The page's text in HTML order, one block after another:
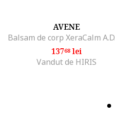
AVENE
13768lei
Vandut de HIRIS